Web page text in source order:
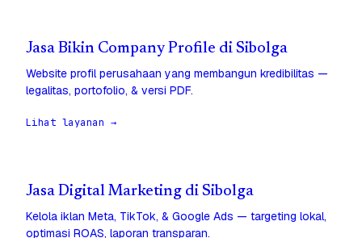
Jasa Bikin Company Profile di Sibolga
Website profil perusahaan yang membangun kredibilitas —
legalitas, portofolio, & versi PDF.
Lihat layanan →
Jasa Digital Marketing di Sibolga
Kelola iklan Meta, TikTok, & Google Ads — targeting lokal,
optimasi ROAS, laporan transparan.